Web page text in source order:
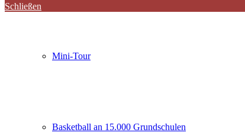
Mini-Tour
Basketball an 15.000 Grundschulen
Schließen